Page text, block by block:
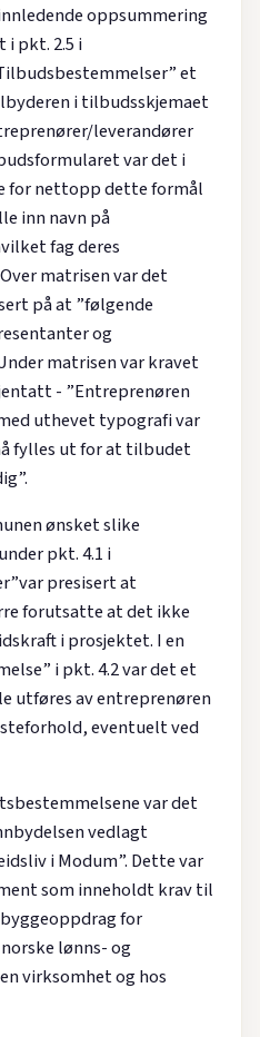
oppsummering
i pkt. 2.5 i
et
i tilbudsskjemaet
leverandører
var det i
for nettopp dette formål
inn navn på
fag deres
matrisen var det
på at ”følgende
og
matrisen var kravet
- ”Entreprenøren
uthevet typografi var
fylles ut for at tilbudet
ønsket slike
pkt. 4.1 i
presisert at
forutsatte at det ikke
i prosjektet. I en
i pkt. 4.2 var det et
utføres av entreprenøren
eventuelt ved
var det
vedlagt
i Modum”. Dette var
som inneholdt krav til
for
lønns- og
virksomhet og hos